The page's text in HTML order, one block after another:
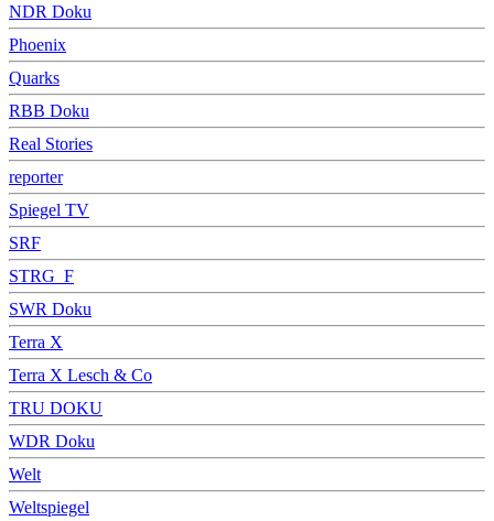
NDR Doku
Phoenix
Quarks
RBB Doku
Real Stories
reporter
Spiegel TV
SRF
STRG_F
SWR Doku
Terra X
Terra X Lesch & Co
TRU DOKU
WDR Doku
Welt
Weltspiegel